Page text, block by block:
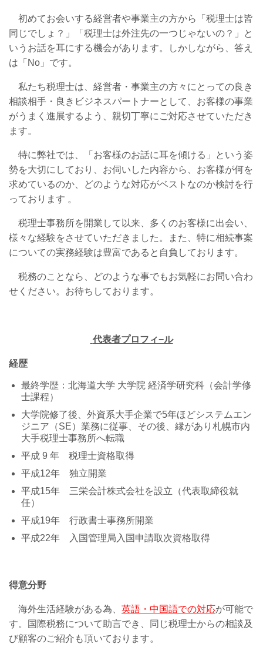
初めてお会いする経営者や事業主の方から「税理士は皆
同じでしょ？」「税理士は外注先の一つじゃないの？」と
いうお話を耳にする機会があります。しかしながら、答え
は「No」です。
私たち税理士は、経営者・事業主の方々にとっての良き
相談相手・良きビジネスパートナーとして、お客様の事業
がうまく進展するよう、親切丁寧にご対応させていただき
ます。
特に弊社では、「お客様のお話に耳を傾ける」という姿
勢を大切にしており、お伺いした内容から、お客様が何を
求めているのか、どのような対応がベストなのか検討を行
っております 。
税理士事務所を開業して以来、多くのお客様に出会い、
様々な経験をさせていただきました。また、特に相続事案
についての実務経験は豊富であると自負しております。
税務のことなら、どのような事でもお気軽にお問い合わ
せください。 お待ちしております。
代表者プロフィ−ル
経歴
最終学歴：北海道大学 大学院 経済学研究科（会計学修
士課程）
大学院修了後、外資系大手企業で5年ほどシステムエン
ジニア（SE）業務に従事、その後、縁があり札幌市内
大手税理士事務所へ転職
平成 9 年 税理士資格取得
平成12年 独立開業
平成15年 三栄会計株式会社を設立（代表取締役就
任）
平成19年 行政書士事務所開業
平成22年 入国管理局入国申請取次資格取得
得意分野
海外生活経験がある為、 英語・中国語での対応が可能で
す。
国際税務について助言でき、 同じ税理士からの相談及
び顧客のご紹介も頂いてお ります。